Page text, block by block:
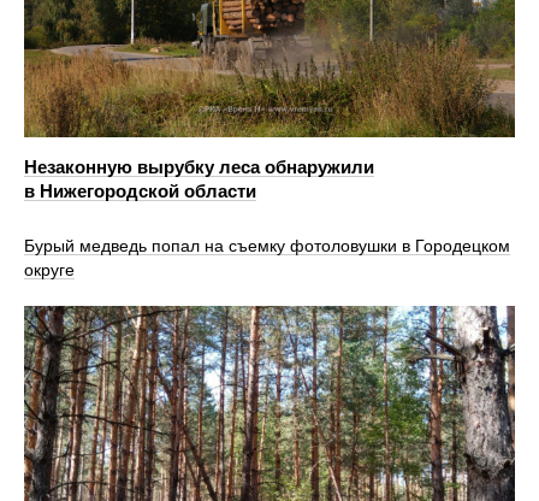
Незаконную вырубку леса обнаружили
в Нижегородской области
Бурый медведь попал на съемку фотоловушки в Городецком
округе